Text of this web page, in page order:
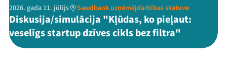
2026. gada 11. jūlijs Swedbank uzņēmējdarbības skatuve
Diskusija/simulācija "Kļūdas, ko pieļaut:
veselīgs startup dzīves cikls bez filtra"